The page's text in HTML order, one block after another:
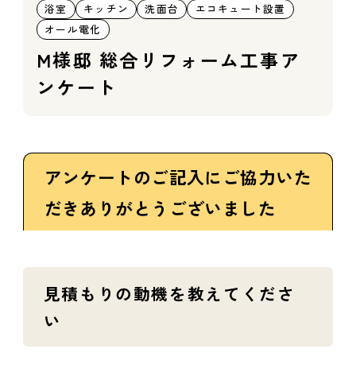
浴室 キッチン 洗面台
エコキュート設置
オール電化
M様邸 総合リフォーム工事ア
ンケート
アンケートのご記入にご協力いた
だきありがとうございました
見積もりの動機を教えてくださ
い